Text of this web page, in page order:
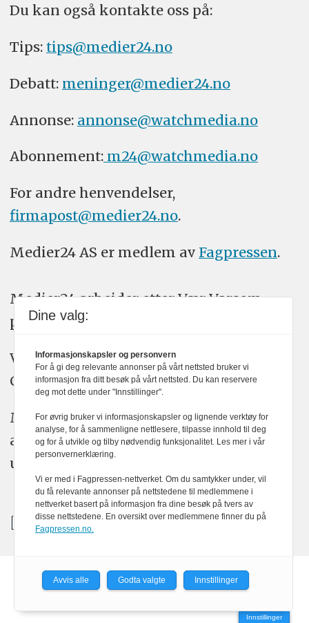
Du kan også kontakte oss på:
Tips: tips@medier24.no
Debatt: meninger@medier24.no
Annonse: annonse@watchmedia.no
Abonnement:m24@watchmedia.no
For andre henvendelser,
firmapost@medier24.no.
Medier24 AS er medlem av Fagpressen.
Medier24 arbeider etter Vær Varsom-
plakatens regler for god presseskikk.
Vi bruker KI-verktøy som ChatGPT,
Claude, og Gemini i journalistikken vår.
Medier24s redaksjon har alltid det fulle
ansvar for publisert innhold, med eller
uten bruk av kunstig intelligens.
Powered by Labrador CMS
Innstillinger
Dine valg:
Informasjonskapsler og personvern
For å gi deg relevante annonser på vårt nettsted bruker vi
informasjon fra ditt besøk på vårt nettsted. Du kan reservere
deg mot dette under "Innstillinger".
For øvrig bruker vi informasjonskapsler og lignende verktøy for
analyse, for å sammenligne nettlesere, tilpasse innhold til deg
og for å utvikle og tilby nødvendig funksjonalitet. Les mer i vår
personvernerklæring.
Vi er med i Fagpressen-nettverket. Om du samtykker under, vil
du få relevante annonser på nettstedene til medlemmene i
nettverket basert på informasjon fra dine besøk på tvers av
disse nettstedene. En oversikt over medlemmene finner du på
Fagpressen.no.
Avvis alle Godta valgte Innstillinger